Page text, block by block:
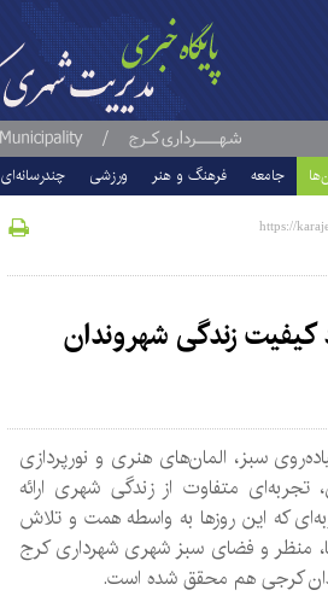
جامعه فرهنگ و هنر ورزشی چندرسانه‌ای
کیفیت زندگی شهروندان
سبز، المان‌های هنری و نورپردازی
متفاوت از زندگی شهری ارائه
که این روزها به واسطه همت و تلاش
منظر و فضای سبز شهری شهرداری کرج
کرجی هم محقق شده است.